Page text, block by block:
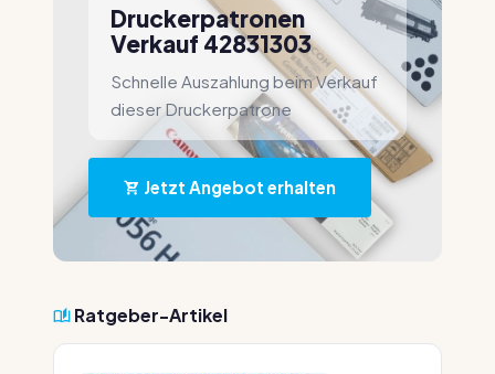
Druckerpatronen
Verkauf 42831303
Schnelle Auszahlung beim Verkauf
dieser Druckerpatrone
Jetzt Angebot erhalten
Ratgeber-Artikel